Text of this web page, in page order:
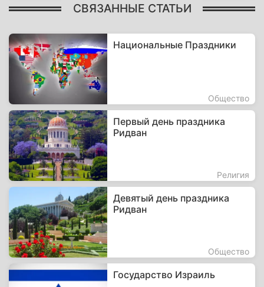
СВЯЗАННЫЕ СТАТЬИ
Национальные Праздники
Общество
Первый день праздника
Ридван
Религия
Девятый день праздника
Ридван
Общество
Государство Израиль